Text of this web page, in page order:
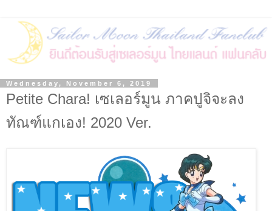
Wednesday, November 6, 2019
Petite Chara! เซเลอร์มูน ภาคปูจิจะลง
ทัณฑ์แกเอง! 2020 Ver.